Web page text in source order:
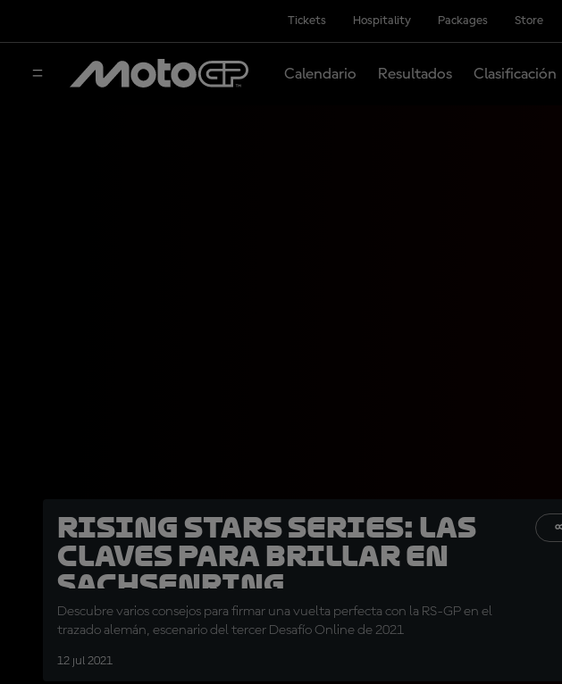
Tickets Hospitality Packages Store
Calendario Resultados Clasificación
Rising Stars Series: Las
claves para brillar en
Sachsenring
Descubre varios consejos para firmar una vuelta perfecta con la RS-GP en el
trazado alemán, escenario del tercer Desafío Online de 2021
12 jul 2021